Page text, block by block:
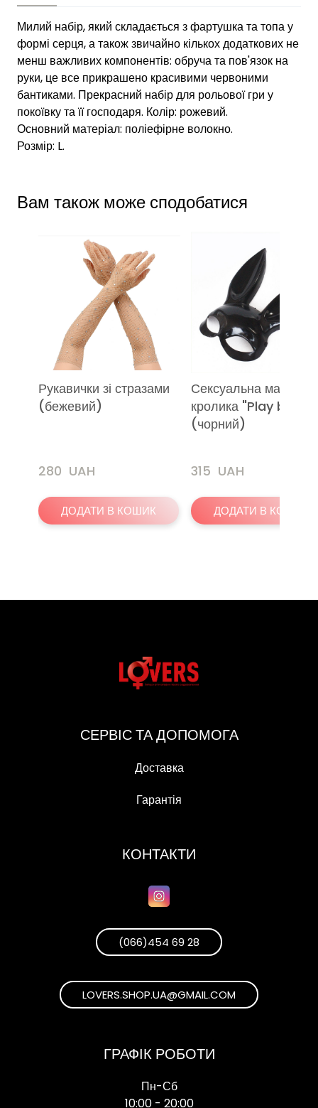
Милий набір, який складається з фартушка та топа у
формі серця, а також звичайно кількох додаткових не
менш важливих компонентів: обруча та пов'язок на
руки, це все прикрашено красивими червоними
бантиками. Прекрасний набір для рольової гри у
покоївку та її господаря. Колір: рожевий.
Основний матеріал: поліефірне волокно.
Розмір: L.
Вам також може сподобатися
Рукавички зі стразами
(бежевий)
280  UAH
ДОДАТИ В КОШИК
Сексуальна маска
кролика "Play boy"
(чорний)
315  UAH
ДОДАТИ В КОШИК
СЕРВІС ТА ДОПОМОГА
Доставка
Гарантія
КОНТАКТИ
(066)454 69 28
LOVERS.SHOP.UA@GMAIL.COM
ГРАФІК РОБОТИ
Пн-Сб
10:00 - 20:00